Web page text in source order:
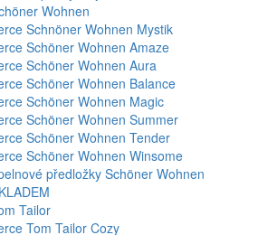
Wohnen
Schnöner Wohnen Mystik
Schöner Wohnen Amaze
Schöner Wohnen Aura
Schöner Wohnen Balance
Schöner Wohnen Magic
Schöner Wohnen Summer
Schöner Wohnen Tender
Schöner Wohnen Winsome
předložky Schöner Wohnen
Tailor
Tom Tailor Cozy